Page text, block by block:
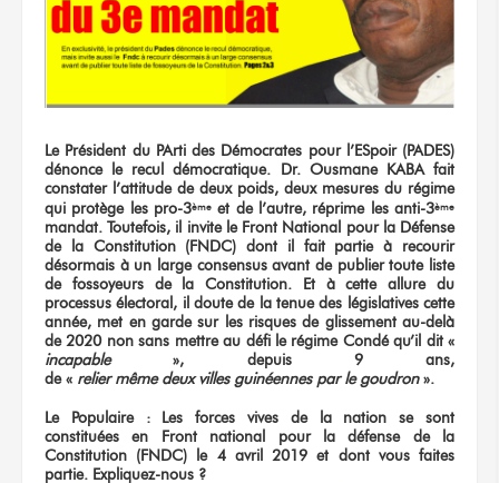
Le Président du PArti des Démocrates pour l’ESpoir (PADES)
dénonce le recul démocratique. Dr. Ousmane KABA fait
constater l’attitude de deuxpoids, deux mesures du régime
qui protège les pro-3ème et de l’autre, réprime les anti-3ème
mandat. Toutefois, il invite le Front National pour la Défense
de la Constitution (FNDC) dont il fait partie à recourir
désormais à un large consensus avant de publier toute liste
de fossoyeurs de la Constitution. Et à cette allure du
processus électoral, il doute de la tenue des législatives cette
année, met en garde sur les risques de glissement au-delà
de 2020 non sans mettre au défi le régime Condé qu’il dit «
incapable», depuis 9 ans,
de « relier même deux villes guinéennes par le goudron».
Le Populaire : Les forces vives de la nation se sont
constituées en Front national pour la défense de la
Constitution (FNDC)
le 4 avril 2019 et dont vous faites
partie. Expliquez-nous ?